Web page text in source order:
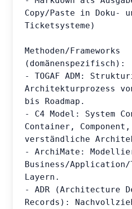
Copy/Paste in Doku-
Ticketsysteme)
Methoden/Frameworks
(domänenspezifisch):
- TOGAF ADM:
Architekturprozess
bis Roadmap.
- C4 Model: System
Container,
verständliche
- ArchiMate:
Business/Application/
Layern.
- ADR (Architecture
Records):